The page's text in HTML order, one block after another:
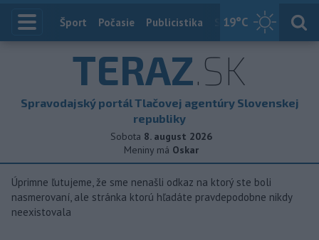
19°C
Index
Šport Počasie Publicistika Slovensko
TERAZ.SK
Spravodajský portál Tlačovej agentúry Slovenskej
republiky
Sobota 8. august 2026
Meniny má Oskar
Úprimne ľutujeme, že sme nenašli odkaz na ktorý ste boli
nasmerovaní, ale stránka ktorú hľadáte pravdepodobne nikdy
neexistovala